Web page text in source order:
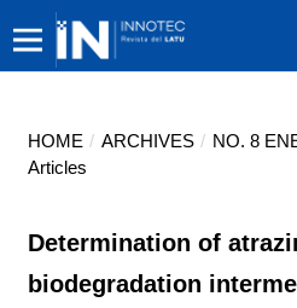
HOME / ARCHIVES / NO. 8
Articles
Determination of
biodegradation